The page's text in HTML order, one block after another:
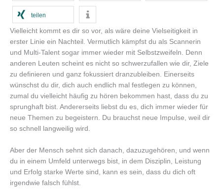
teilen
Vielleicht kommt es dir so vor, als wäre deine Vielseitigkeit in
erster Linie ein Nachteil. Vermutlich kämpfst du als Scannerin
und Multi-Talent sogar immer wieder mit Selbstzweifeln. Denn
anderen Leuten scheint es nicht so schwerzufallen wie dir, Ziele
zu definieren und ganz fokussiert dranzubleiben. Einerseits
wünschst du dir, dich auch endlich mal festlegen zu können,
zumal du vielleicht häufig zu hören bekommen hast, dass du zu
sprunghaft bist. Andererseits liebst du es, dich immer wieder für
neue Themen zu begeistern. Du brauchst neue Impulse, weil dir
so schnell langweilig wird.
Aber der Mensch sehnt sich danach, dazuzugehören, und wenn
du in einem Umfeld unterwegs bist, in dem Disziplin, Leistung
und Erfolg starke Werte sind, kann es sein, dass du dich oft
irgendwie falsch fühlst.